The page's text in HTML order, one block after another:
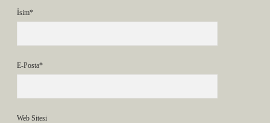
İsim*
E-Posta*
Web Sitesi